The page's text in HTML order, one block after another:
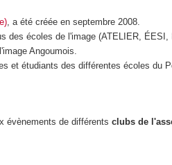
, a été créée en septembre 2008.
écoles de l'image (ATELIER,
Angoumois.
et étudiants des différentes écoles du
évènements de différents clubs de